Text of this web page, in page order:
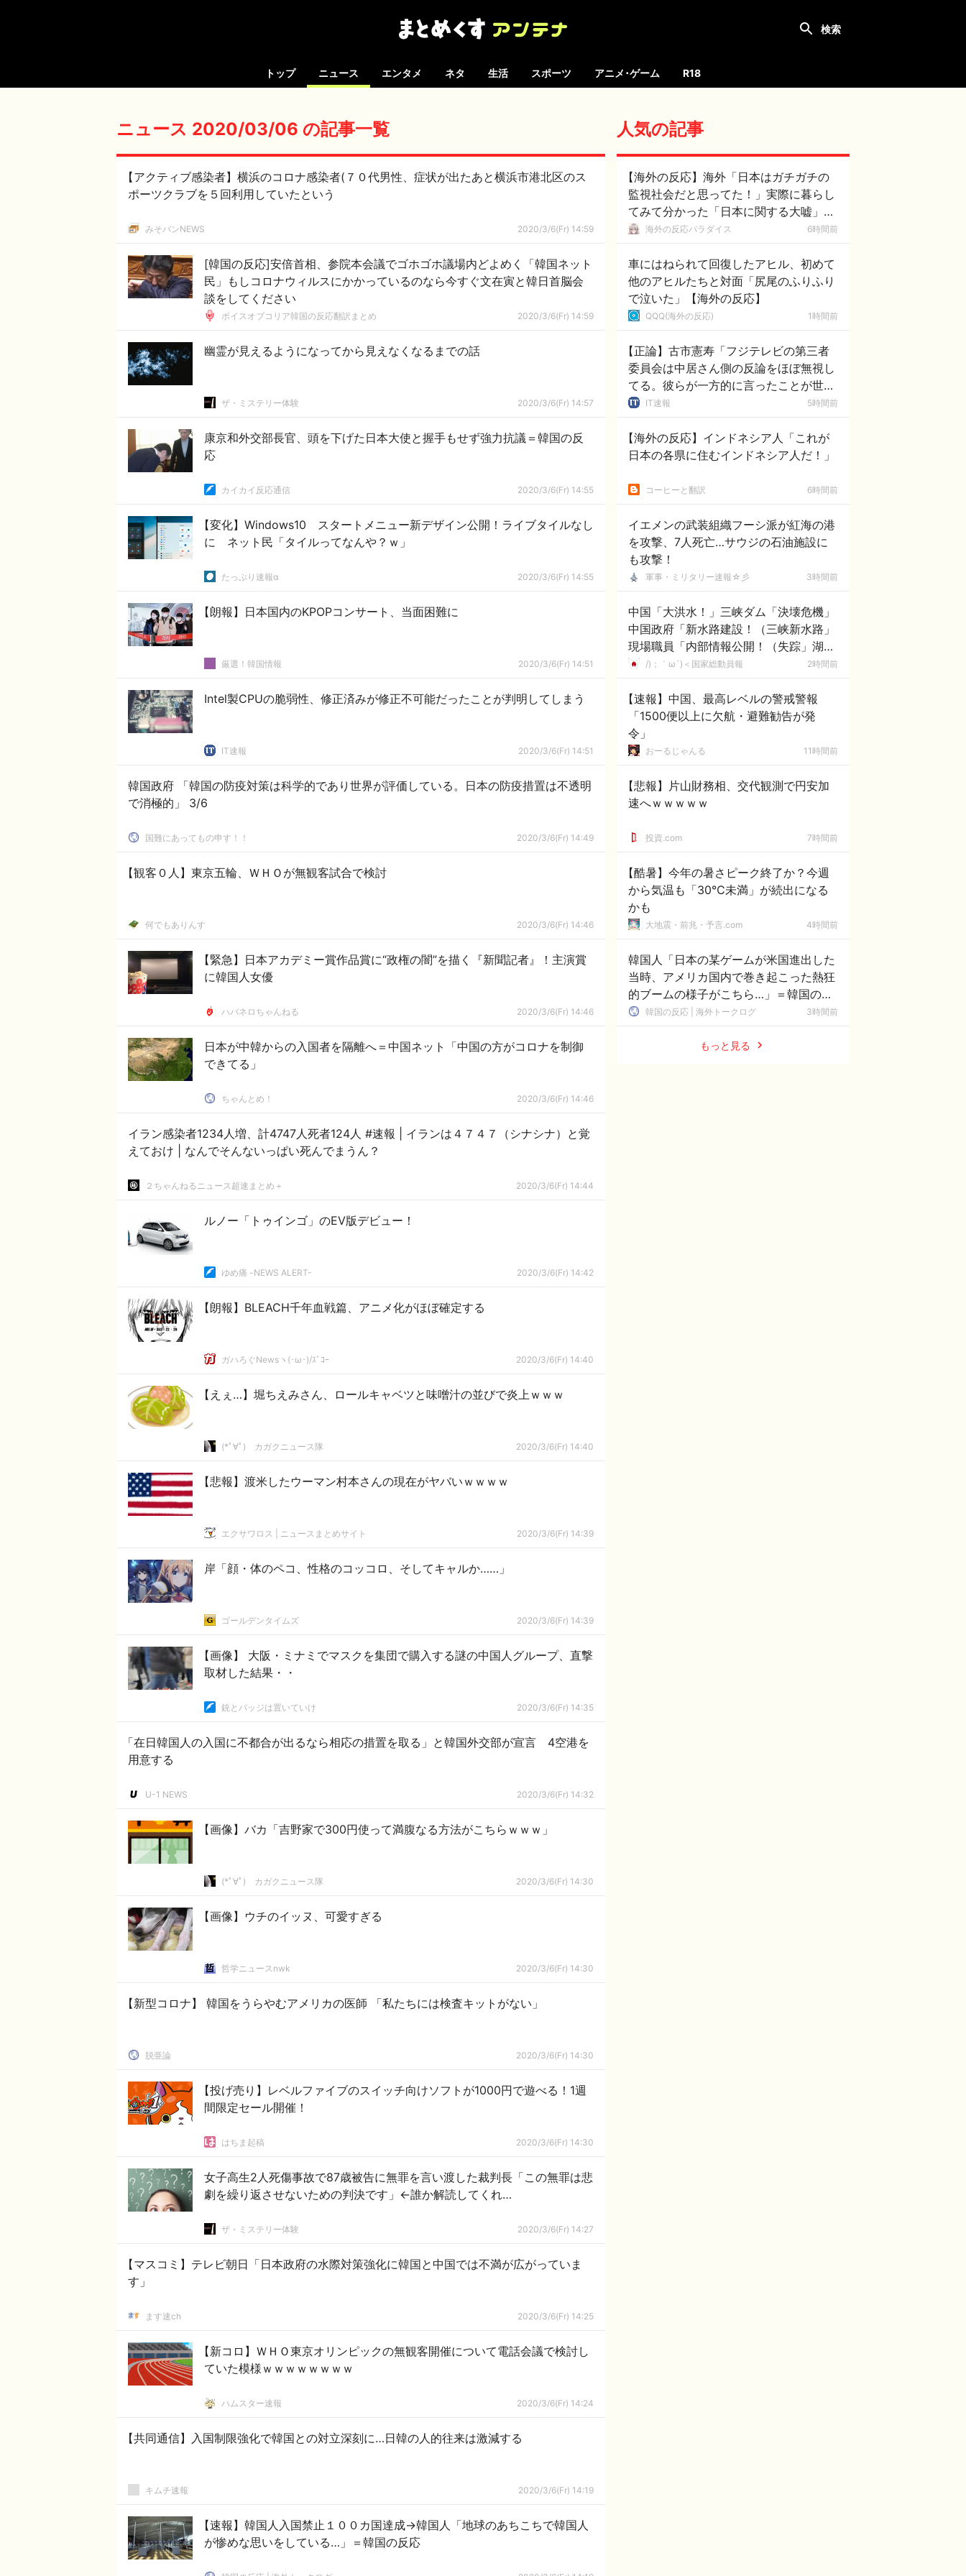
トップ ニュース エンタメ ネタ 生活 スポーツ アニメ･ゲーム R18
ニュース 2020/03/06 の記事一覧
【アクティブ感染者】横浜のコロナ感染者(７０代男性、症状が出たあと横浜市港北区のス
ポーツクラブを５回利用していたという
みそパンNEWS 2020/3/6(Fr) 14:59
[韓国の反応]安倍首相、参院本会議でゴホゴホ議場内どよめく「韓国ネット
民」もしコロナウィルスにかかっているのなら今すぐ文在寅と韓日首脳会
談をしてください
ボイスオブコリア韓国の反応翻訳まとめ 2020/3/6(Fr) 14:59
幽霊が見えるようになってから見えなくなるまでの話
ザ・ミステリー体験 2020/3/6(Fr) 14:57
康京和外交部長官、頭を下げた日本大使と握手もせず強力抗議＝韓国の反
応
カイカイ反応通信 2020/3/6(Fr) 14:55
【変化】Windows10 スタートメニュー新デザイン公開！ライブタイルなし
に ネット民「タイルってなんや？ｗ」
たっぷり速報α 2020/3/6(Fr) 14:55
【朗報】日本国内のKPOPコンサート、当面困難に
厳選！韓国情報 2020/3/6(Fr) 14:51
Intel製CPUの脆弱性、修正済みが修正不可能だったことが判明してしまう
IT速報 2020/3/6(Fr) 14:51
韓国政府 「韓国の防疫対策は科学的であり世界が評価している。日本の防疫措置は不透明
で消極的」 3/6
国難にあってもの申す！！ 2020/3/6(Fr) 14:49
【観客０人】東京五輪、ＷＨＯが無観客試合で検討
何でもありんす 2020/3/6(Fr) 14:46
【緊急】日本アカデミー賞作品賞に“政権の闇”を描く『新聞記者』！主演賞
に韓国人女優
ハバネロちゃんねる 2020/3/6(Fr) 14:46
日本が中韓からの入国者を隔離へ＝中国ネット「中国の方がコロナを制御
できてる」
ちゃんとめ！ 2020/3/6(Fr) 14:46
イラン感染者1234人増、計4747人死者124人 #速報 | イランは４７４７（シナシナ）と覚
えておけ | なんでそんないっぱい死んでまうん？
２ちゃんねるニュース超速まとめ＋ 2020/3/6(Fr) 14:44
ルノー「トゥインゴ」のEV版デビュー！
ゆめ痛 -NEWS ALERT- 2020/3/6(Fr) 14:42
【朗報】BLEACH千年血戦篇、アニメ化がほぼ確定する
ガハろぐNewsヽ(･ω･)/ｽﾞｺｰ 2020/3/6(Fr) 14:40
【えぇ…】堀ちえみさん、ロールキャベツと味噌汁の並びで炎上ｗｗｗ
(*ﾟ∀ﾟ)ゞカガクニュース隊 2020/3/6(Fr) 14:40
【悲報】渡米したウーマン村本さんの現在がヤバいｗｗｗｗ
エクサワロス | ニュースまとめサイト 2020/3/6(Fr) 14:39
岸「顔・体のペコ、性格のコッコロ、そしてキャルか……」
ゴールデンタイムズ 2020/3/6(Fr) 14:39
【画像】 大阪・ミナミでマスクを集団で購入する謎の中国人グループ、直撃
取材した結果・・
銃とバッジは置いていけ 2020/3/6(Fr) 14:35
「在日韓国人の入国に不都合が出るなら相応の措置を取る」と韓国外交部が宣言 4空港を
用意する
U-1 NEWS 2020/3/6(Fr) 14:32
【画像】バカ「吉野家で300円使って満腹なる方法がこちらｗｗｗ」
(*ﾟ∀ﾟ)ゞカガクニュース隊 2020/3/6(Fr) 14:30
【画像】ウチのイッヌ、可愛すぎる
哲学ニュースnwk 2020/3/6(Fr) 14:30
【新型コロナ】 韓国をうらやむアメリカの医師 「私たちには検査キットがない」
脱亜論 2020/3/6(Fr) 14:30
【投げ売り】レベルファイブのスイッチ向けソフトが1000円で遊べる！1週
間限定セール開催！
はちま起稿 2020/3/6(Fr) 14:30
女子高生2人死傷事故で87歳被告に無罪を言い渡した裁判長「この無罪は悲
劇を繰り返させないための判決です」←誰か解読してくれ…
ザ・ミステリー体験 2020/3/6(Fr) 14:27
【マスコミ】テレビ朝日「日本政府の水際対策強化に韓国と中国では不満が広がっていま
す」
ます速ch 2020/3/6(Fr) 14:25
【新コロ】ＷＨＯ東京オリンピックの無観客開催について電話会議で検討し
ていた模様ｗｗｗｗｗｗｗｗ
ハムスター速報 2020/3/6(Fr) 14:24
【共同通信】入国制限強化で韓国との対立深刻に…日韓の人的往来は激減する
キムチ速報 2020/3/6(Fr) 14:19
【速報】韓国人入国禁止１００カ国達成→韓国人「地球のあちこちで韓国人
が惨めな思いをしている…」＝韓国の反応
人気の記事
【海外の反応】海外「日本はガチガチの
監視社会だと思ってた！」実際に暮らし
てみて分かった「日本に関する大嘘」に
外国人が大盛り上がり
海外の反応パラダイス 6時間前
車にはねられて回復したアヒル、初めて
他のアヒルたちと対面「尻尾のふりふり
で泣いた」【海外の反応】
QQQ(海外の反応) 1時間前
【正論】古市憲寿「フジテレビの第三者
委員会は中居さん側の反論をほぼ無視し
てる。彼らが一方的に言ったことが世の
中に定着してしまう」
IT速報 5時間前
【海外の反応】インドネシア人「これが
日本の各県に住むインドネシア人だ！」
コーヒーと翻訳 6時間前
イエメンの武装組織フーシ派が紅海の港
を攻撃、7人死亡…サウジの石油施設に
も攻撃！
軍事・ミリタリー速報☆彡 3時間前
中国「大洪水！」三峡ダム「決壊危機」
中国政府「新水路建設！（三峡新水路」
現場職員「内部情報公開！（失踪」湖南
省「三峡放流情報（画像」台風13号「三
/)；｀ω´)＜国家総動員報 2時間前
【速報】中国、最高レベルの警戒警報
「1500便以上に欠航・避難勧告が発
令」
おーるじゃんる 11時間前
【悲報】片山財務相、交代観測で円安加
速へｗｗｗｗｗ
投資.com 7時間前
【酷暑】今年の暑さピーク終了か？今週
から気温も「30℃未満」が続出になる
かも
大地震・前兆・予言.com 4時間前
韓国人「日本の某ゲームが米国進出した
当時、アメリカ国内で巻き起こった熱狂
的ブームの様子がこちら…」＝韓国の反
応 韓国の反応 | 海外トークログ 3時間前
もっと見る